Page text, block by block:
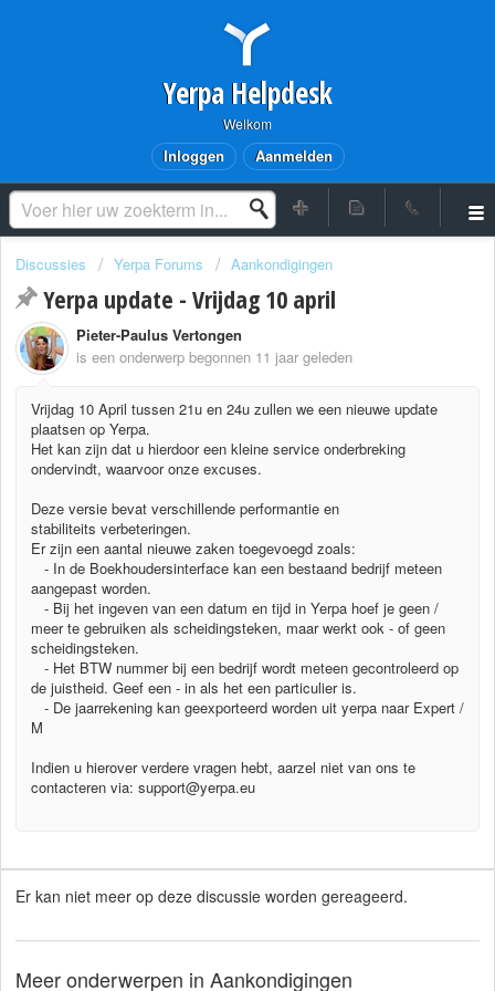
Yerpa Helpdesk
Welkom
Inloggen Aanmelden
Discussies Yerpa Forums Aankondigingen
Yerpa update - Vrijdag 10 april
Pieter-Paulus Vertongen
is een onderwerp begonnen 11 jaar geleden
Vrijdag 10 April tussen 21u en 24u zullen we een nieuwe update
plaatsen op Yerpa.
Het kan zijn dat u hierdoor een kleine service onderbreking
ondervindt, waarvoor onze excuses.
Deze versie bevat verschillende performantie en
stabiliteits verbeteringen.
Er zijn een aantal nieuwe zaken toegevoegd zoals:
- In de Boekhoudersinterface kan een bestaand bedrijf meteen
aangepast worden.
- Bij het ingeven van een datum en tijd in Yerpa hoef je geen /
meer te gebruiken als scheidingsteken, maar werkt ook - of geen
scheidingsteken.
- Het BTW nummer bij een bedrijf wordt meteen gecontroleerd op
de juistheid. Geef een - in als het een particulier is.
- De jaarrekening kan geexporteerd worden uit yerpa naar Expert /
M
Indien u hierover verdere vragen hebt, aarzel niet van ons te
contacteren via: support@yerpa.eu
Er kan niet meer op deze discussie worden gereageerd.
Meer onderwerpen in Aankondigingen